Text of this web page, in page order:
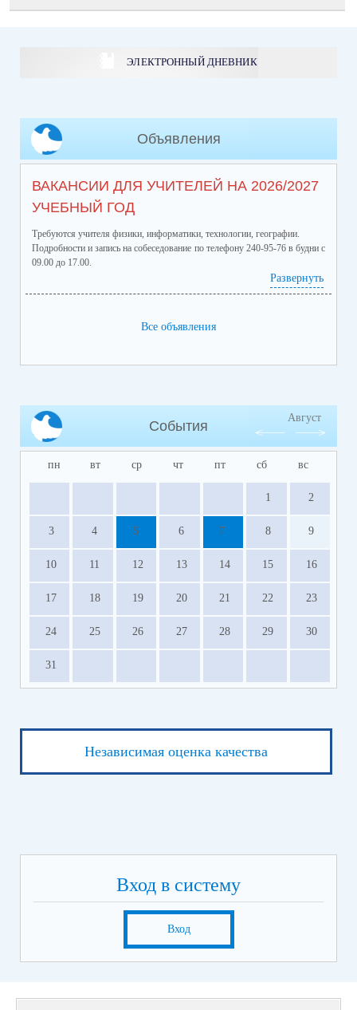
ЭЛЕКТРОННЫЙ ДНЕВНИК
Объявления
ВАКАНСИИ ДЛЯ УЧИТЕЛЕЙ НА 2026/2027
УЧЕБНЫЙ ГОД
Требуются учителя физики, информатики, технологии, географии.
Подробности и запись на собеседование по телефону 240-95-76 в будни с
09.00 до 17.00.
Развернуть
Все объявления
События
Август
пн вт ср чт пт сб вс
1 2
3 4 5 6 7 8 9
10 11 12 13 14 15 16
17 18 19 20 21 22 23
24 25 26 27 28 29 30
31
Независимая оценка качества
Вход в систему
Вход